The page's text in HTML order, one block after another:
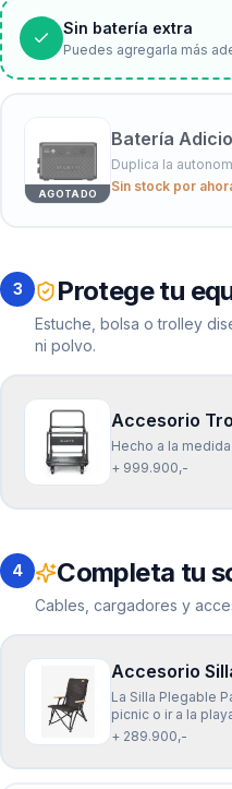
Sin batería extra
Puedes agregarla más
AGOTADO
Batería
Duplica la
Sin stock por
3 Protege tu
Estuche, bolsa o trolley
ni polvo.
Accesorio
Hecho a la
+ 999.900,-
4 Completa tu
Cables, cargadores y
Accesorio
La Silla Plegable
picnic o ir a la
apoyo para la
+ 289.900,-